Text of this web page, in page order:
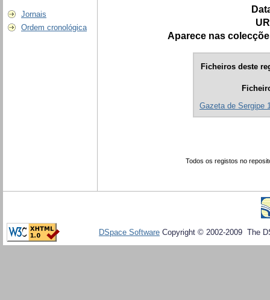
Jornais
Ordem cronológica
Aparece nas
Ficheiros deste
Gazeta de Sergipe
Todos os registos no
DSpace Software Copyright © 2002-2009 The